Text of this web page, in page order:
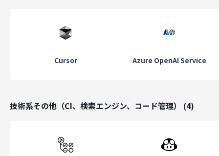
Cursor Azure OpenAI Service
技術系その他（CI、検索エンジン、コード管理） (4)